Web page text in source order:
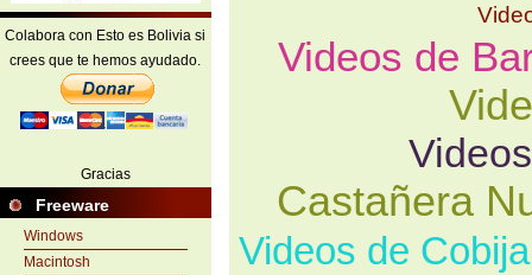
Colabora con Esto es Bolivia si
crees que te hemos ayudado.
Gracias
Freeware
Windows
Macintosh
Videos de
Castañera
Videos de Cobija